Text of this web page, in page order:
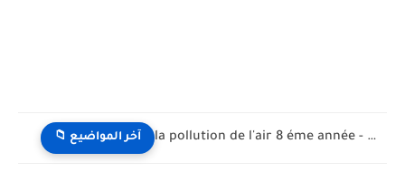
📁 آخر المواضيع la pollution de l'air 8 éme année - تلوث الهواء...